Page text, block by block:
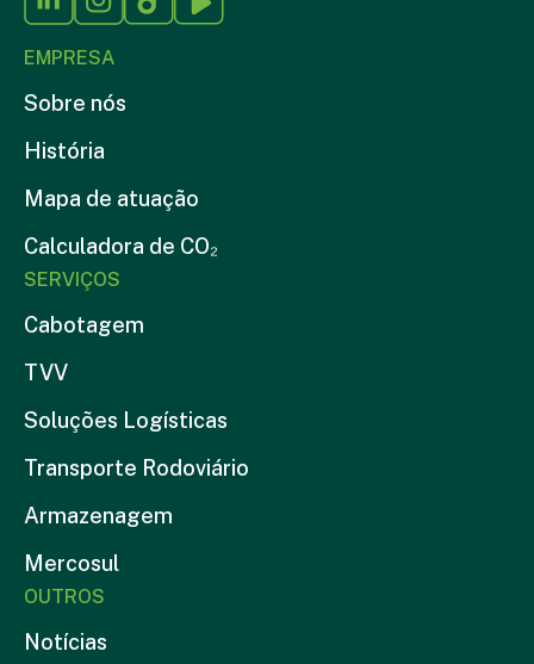
EMPRESA
Sobre nós
História
Mapa de atuação
Calculadora de CO₂
SERVIÇOS
Cabotagem
TVV
Soluções Logísticas
Transporte Rodoviário
Armazenagem
Mercosul
OUTROS
Notícias